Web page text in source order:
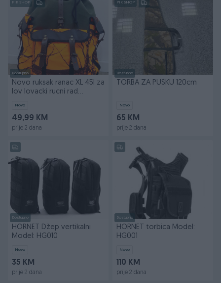
PIK SHOP
Dostupno
Novo ruksak ranac XL 45l za
lov lovacki rucni rad
Novo
49,99 KM
prije 2 dana
PIK SHOP
Dostupno
TORBA ZA PUŠKU 120cm
Novo
65 KM
prije 2 dana
Dostupno
HORNET Džep vertikalni
Model: HG010
Novo
35 KM
prije 2 dana
Dostupno
HORNET torbica Model:
HG001
Novo
110 KM
prije 2 dana